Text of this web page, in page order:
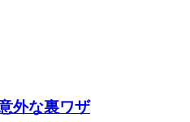
外な裏ワザ